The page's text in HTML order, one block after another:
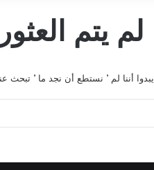
لم يتم
يبدوا أننا لم ’ نستطع أن نجد ما ’